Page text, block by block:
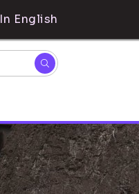
In English